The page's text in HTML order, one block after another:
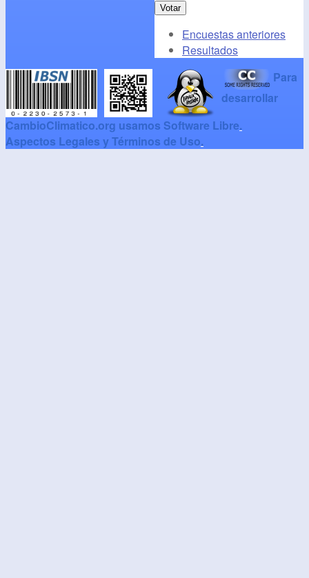
Encuestas anteriores
Resultados
Para
desarrollar
CambioClimatico.org usamos Software Libre.
Aspectos Legales y Términos de Uso.